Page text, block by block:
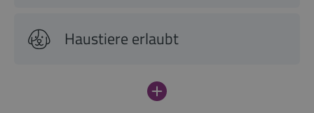
Haustiere erlaubt